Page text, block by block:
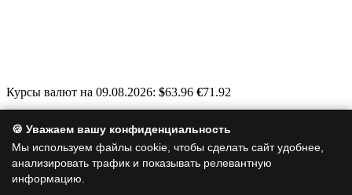
Курсы валют на 09.08.2026: $63.96 €71.92
+7 (495) 128-19-35
🍪 Уважаем вашу конфиденциальность
Мы используем файлы cookie, чтобы сделать сайт удобнее,
анализировать трафик и показывать релевантную
информацию.